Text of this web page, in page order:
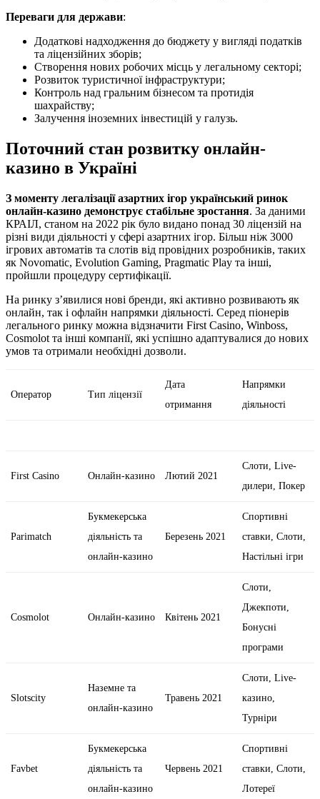
Переваги для держави:
Додаткові надходження до бюджету у вигляді податків
та ліцензійних зборів;
Створення нових робочих місць у легальному секторі;
Розвиток туристичної інфраструктури;
Контроль над гральним бізнесом та протидія
шахрайству;
Залучення іноземних інвестицій у галузь.
Поточний стан розвитку онлайн-
казино в Україні
З моменту легалізації азартних ігор український ринок
онлайн-казино демонструє стабільне зростання. За даними
КРАІЛ, станом на 2022 рік було видано понад 30 ліцензій на
різні види діяльності у сфері азартних ігор. Більш ніж 3000
ігрових автоматів та слотів від провідних розробників, таких
як Novomatic, Evolution Gaming, Pragmatic Play та інші,
пройшли процедуру сертифікації.
На ринку з’явилися нові бренди, які активно розвивають як
онлайн, так і офлайн напрямки діяльності. Серед піонерів
легального ринку можна відзначити First Casino, Winboss,
Cosmolot та інші компанії, які успішно адаптувалися до нових
умов та отримали необхідні дозволи.
Оператор Тип ліцензії
Дата
отримання
Напрямки
діяльності
First Casino Онлайн-казино Лютий 2021
Слоти, Live-
дилери, Покер
Parimatch
Букмекерська
діяльність та
онлайн-казино
Березень 2021
Спортивні
ставки, Слоти,
Настільні ігри
Cosmolot Онлайн-казино Квітень 2021
Слоти,
Джекпоти,
Бонусні
програми
Slotscity
Наземне та
онлайн-казино
Травень 2021
Слоти, Live-
казино,
Турніри
Favbet
Букмекерська
діяльність та
онлайн-казино
Червень 2021
Спортивні
ставки, Слоти,
Лотереї